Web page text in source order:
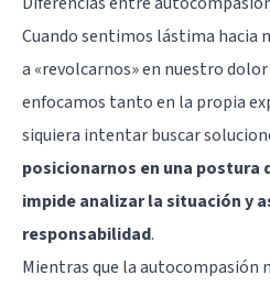
Cuando sentimos lástima hacia
a «revolcarnos» en nuestro
enfocamos tanto en la propia
siquiera intentar buscar
posicionarnos en una postura
impide analizar la situación y
responsabilidad.
Mientras que la autocompasión